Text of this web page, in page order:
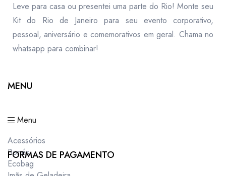
Leve para casa ou presentei uma parte do Rio! Monte seu
Kit do Rio de Janeiro para seu evento corporativo,
pessoal, aniversário e comemorativos em geral. Chama no
whatsapp para combinar!
MENU
Menu
Acessórios
Bonés
Ecobag
FORMAS DE PAGAMENTO